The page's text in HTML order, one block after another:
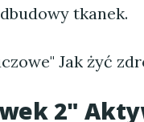
tkanek.
Jak żyć
2"